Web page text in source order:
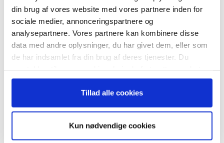
din brug af vores website med vores partnere inden for
sociale medier, annonceringspartnere og
analysepartnere. Vores partnere kan kombinere disse
data med andre oplysninger, du har givet dem, eller som
de har indsamlet fra din brug af deres tjenester. Du
anvende vores hjemmeside.
Tillad alle cookies
Kun nødvendige cookies
Guide: Fem tegn på, at
topchefen er på vildspor
SENESTE ARTIKLER
Bestyrelsesguidens ugentlige nyhedsbrev samt
Tilmeld